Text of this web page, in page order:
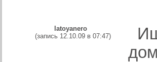
latoyanero
(запись 12.10.09 в 07:47)